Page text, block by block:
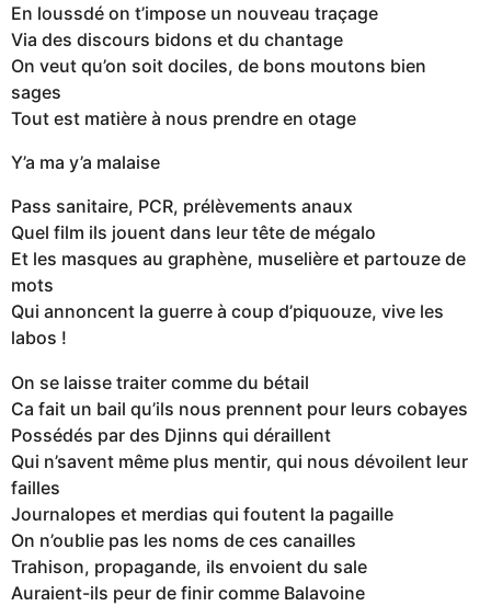
En loussdé on t’impose un nouveau traçage
Via des discours bidons et du chantage
On veut qu’on soit dociles, de bons moutons bien
sages
Tout est matière à nous prendre en otage
Y’a ma y’a malaise
Pass sanitaire, PCR, prélèvements anaux
Quel film ils jouent dans leur tête de mégalo
Et les masques au graphène, muselière et partouze de
mots
Qui annoncent la guerre à coup d’piquouze, vive les
labos !
On se laisse traiter comme du bétail
Ca fait un bail qu’ils nous prennent pour leurs cobayes
Possédés par des Djinns qui déraillent
Qui n’savent même plus mentir, qui nous dévoilent leur
failles
Journalopes et merdias qui foutent la pagaille
On n’oublie pas les noms de ces canailles
Trahison, propagande, ils envoient du sale
Auraient-ils peur de finir comme Balavoine